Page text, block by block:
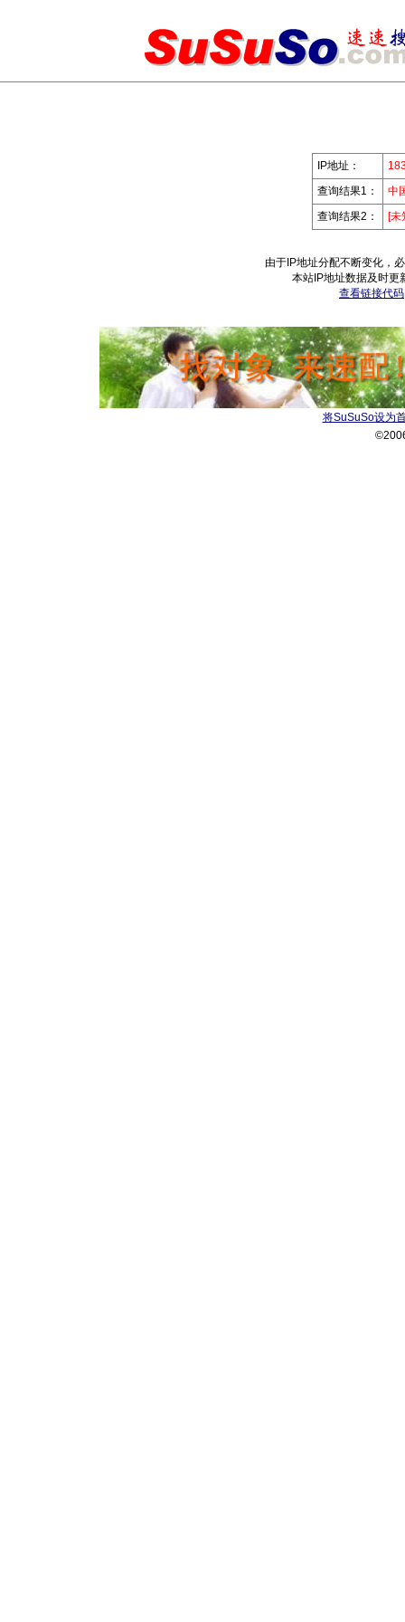
IP地址：
查询结果1：
中
查询结果2：
[未
由于IP地址分配不断变化，
本站IP地址数据及时更
查看链接代码
将SuSuSo设为